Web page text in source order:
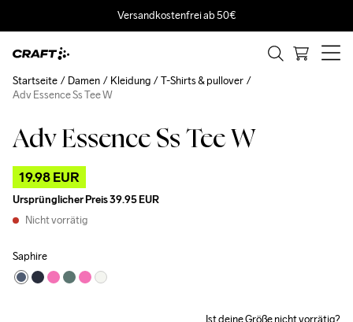
Versandkostenfrei ab 50€
Adv Essence Ss Tee W
19.98 EUR
Ursprünglicher Preis39.95 EUR
Nicht vorrätig
Saphire
Ist deine Größe nicht vorrätig?
Startseite Damen Kleidung
T-Shirts & pullover
Adv Essence Ss Tee W
Outlet